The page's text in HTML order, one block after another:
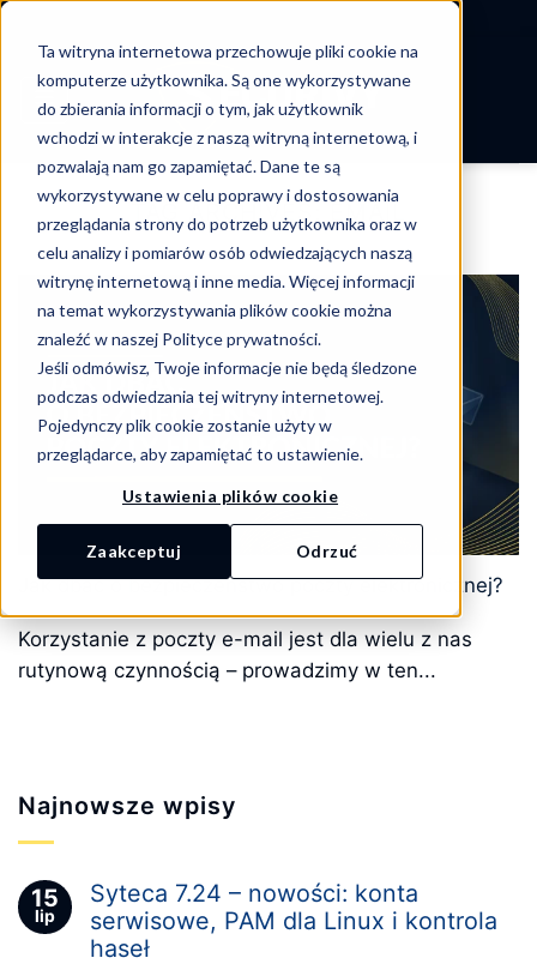
Ta witryna internetowa przechowuje pliki cookie na
komputerze użytkownika. Są one wykorzystywane
do zbierania informacji o tym, jak użytkownik
wchodzi w interakcje z naszą witryną internetową, i
pozwalają nam go zapamiętać. Dane te są
wykorzystywane w celu poprawy i dostosowania
przeglądania strony do potrzeb użytkownika oraz w
celu analizy i pomiarów osób odwiedzających naszą
witrynę internetową i inne media. Więcej informacji
na temat wykorzystywania plików cookie można
znaleźć w naszej Polityce prywatności.
Jeśli odmówisz, Twoje informacje nie będą śledzone
podczas odwiedzania tej witryny internetowej.
Pojedynczy plik cookie zostanie użyty w
przeglądarce, aby zapamiętać to ustawienie.
Ustawienia plików cookie
Zaakceptuj Odrzuć
-->
Skip
content
TAG ARCHIVES: EMAIL
Najnowsze wpisy
15
lip
Syteca 7.24 – nowości: konta
serwisowe, PAM dla Linux i kontrola
haseł
Jak dbać o bezpieczeństwo poczty elektronicznej?
Korzystanie z poczty e-mail jest dla wielu z nas
rutynową czynnością – prowadzimy w ten...